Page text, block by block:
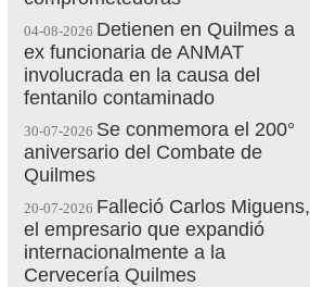
04-08-2026 Detienen en Quilmes a
ex funcionaria de ANMAT
involucrada en la causa del
fentanilo contaminado
30-07-2026 Se conmemora el 200°
aniversario del Combate de
Quilmes
20-07-2026 Falleció Carlos Miguens,
el empresario que expandió
internacionalmente a la
Cervecería Quilmes